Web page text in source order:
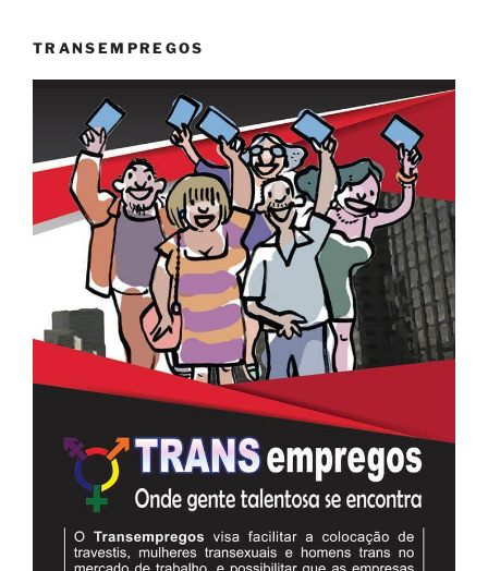
TRANSEMPREGOS